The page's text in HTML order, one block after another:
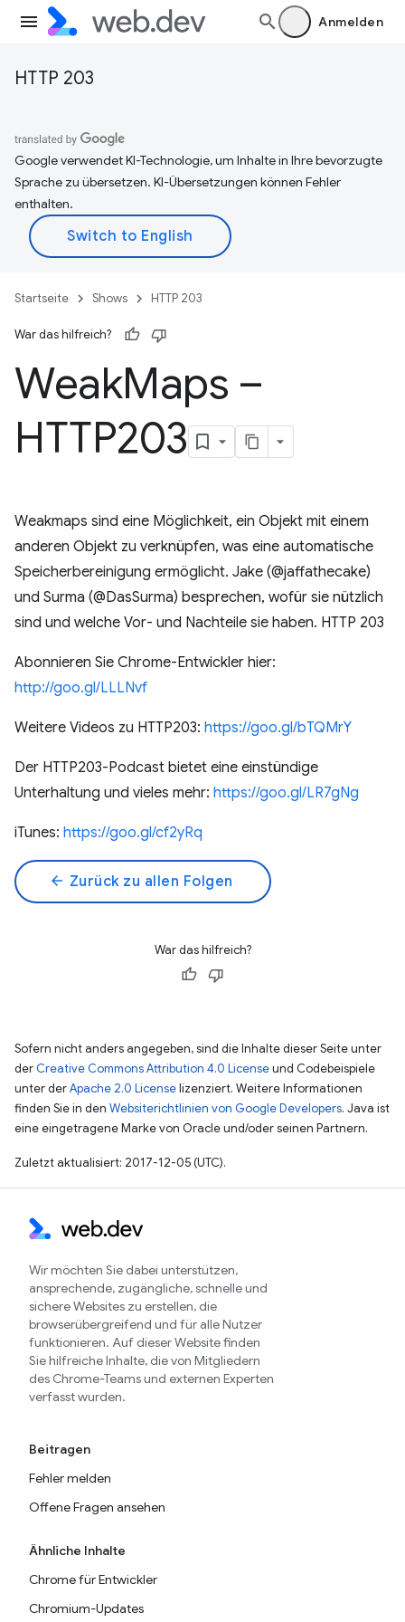
Anmelden
HTTP 203
Google verwendet KI-Technologie, um Inhalte in Ihre bevorzugte
Sprache zu übersetzen. KI-Übersetzungen können Fehler
enthalten.
Startseite Shows HTTP 203
War das hilfreich?
WeakMaps –
HTTP203
Weakmaps sind eine Möglichkeit, ein Objekt mit einem
anderen Objekt zu verknüpfen, was eine automatische
Speicherbereinigung ermöglicht. Jake (@jaffathecake)
und Surma (@DasSurma) besprechen, wofür sie nützlich
sind und welche Vor- und Nachteile sie haben. HTTP 203
Abonnieren Sie Chrome-Entwickler hier:
http://goo.gl/LLLNvf
Weitere Videos zu HTTP203: https://goo.gl/bTQMrY
Der HTTP203-Podcast bietet eine einstündige
Unterhaltung und vieles mehr: https://goo.gl/LR7gNg
iTunes: https://goo.gl/cf2yRq
arrow_back Zurück zu allen Folgen
War das hilfreich?
Sofern nicht anders angegeben, sind die Inhalte dieser Seite unter
der Creative Commons Attribution 4.0 Licenseund Codebeispiele
unter derApache 2.0 Licenselizenziert. Weitere Informationen
finden Sie in den Websiterichtlinien von Google Developers. Java ist
eine eingetragene Marke von Oracle und/oder seinen Partnern.
Zuletzt aktualisiert: 2017-12-05 (UTC).
Wir möchten Sie dabei unterstützen,
ansprechende, zugängliche, schnelle und
sichere Websites zu erstellen, die
browserübergreifend und für alle Nutzer
funktionieren. Auf dieser Website finden
Sie hilfreiche Inhalte, die von Mitgliedern
des Chrome-Teams und externen Experten
verfasst wurden.
Beitragen
Fehler melden
Offene Fragen ansehen
Ähnliche Inhalte
Chrome für Entwickler
Chromium-Updates